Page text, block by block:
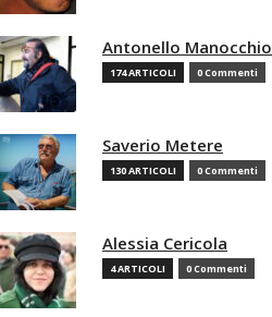
Antonello Manocchio
174 ARTICOLI 0 Commenti
Saverio Metere
130 ARTICOLI 0 Commenti
Alessia Cericola
4 ARTICOLI 0 Commenti